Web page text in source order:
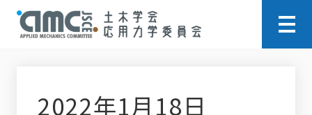
2022年1月18日